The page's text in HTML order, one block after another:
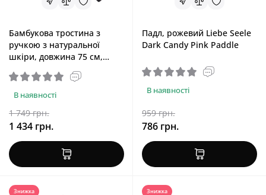
Бамбукова тростина з
ручкою з натуральної
шкіри, довжина 75 см,
чорно-золота Bamboo Cane
75 cm Black-Gold
В наявності
1 749 грн.
1 434 грн.
Падл, рожевий Liebe Seele
Dark Candy Pink Paddle
В наявності
959 грн.
786 грн.
Знижка Знижка